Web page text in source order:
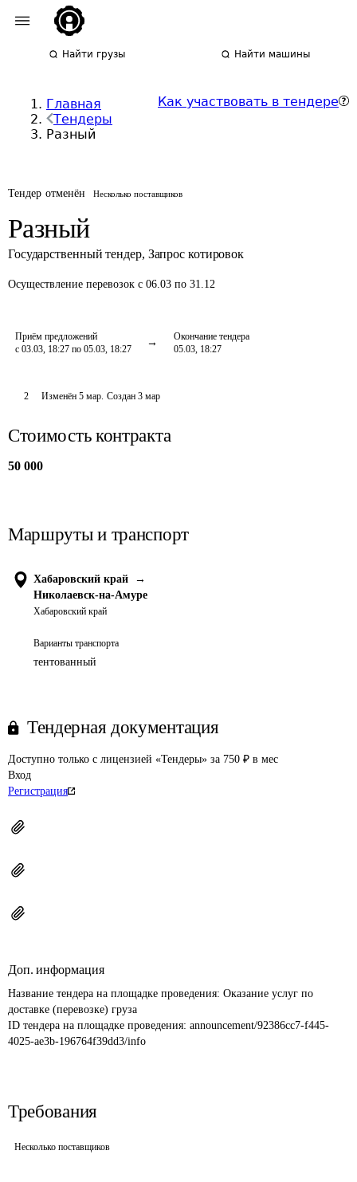
Найти грузы Найти машины
Главная
Тендеры
Разный
Как участвовать в тендере
Тендер отменён Несколько поставщиков
Разный
Государственный тендер, Запрос котировок
Осуществление перевозок с 06.03 по 31.12
Приём предложений
с 03.03, 18:27 по 05.03, 18:27
Окончание тендера
05.03, 18:27
2 Изменён 5 мар. Создан 3 мар
Стоимость контракта
50 000
Маршруты и транспорт
Хабаровский край
→
Николаевск-на-Амуре
Хабаровский край
Варианты транспорта
тентованный
Тендерная документация
Доступно только с лицензией «Тендеры» за 750 ₽ в мес
Вход
Регистрация
Доп. информация
Название тендера на площадке проведения: Оказание услуг по
доставке (перевозке) груза
ID тендера на площадке проведения: announcement/92386cc7-f445-
4025-ae3b-196764f39dd3/info
Требования
Несколько поставщиков